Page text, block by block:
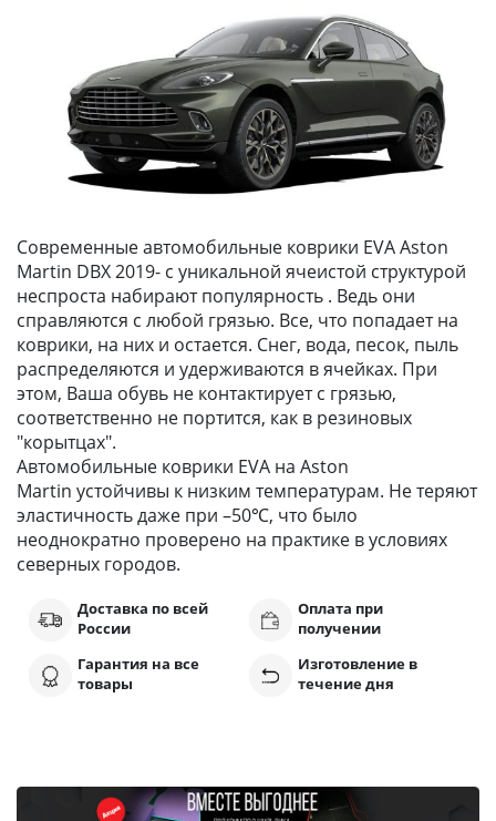
Современные автомобильные коврики EVA Aston
Martin DBX 2019- с уникальной ячеистой структурой
неспроста набирают популярность . Ведь они
справляются с любой грязью. Все, что попадает на
коврики, на них и остается. Снег, вода, песок, пыль
распределяются и удерживаются в ячейках. При
этом, Ваша обувь не контактирует с грязью,
соответственно не портится, как в резиновых
"корытцах".
Автомобильные коврики EVA на Aston
Martin устойчивы к низким температурам. Не теряют
эластичность даже при –50℃, что было
неоднократно проверено на практике в условиях
северных городов.
Доставка по всей
России
Оплата при
получении
Гарантия на все
товары
Изготовление в
течение дня